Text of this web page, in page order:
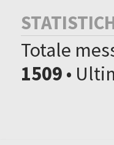
Totale
1509•